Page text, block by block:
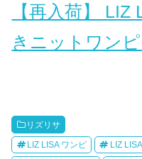
【再入荷】
きニットワン
リズリサ
LIZ LISA ワンピ LIZ